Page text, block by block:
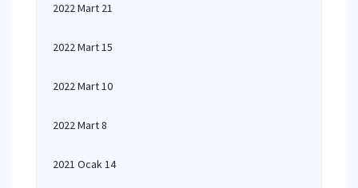
2022 Mart 21
2022 Mart 15
2022 Mart 10
2022 Mart 8
2021 Ocak 14